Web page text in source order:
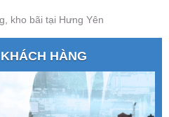
kho bãi tại Hưng Yên
HÀNG